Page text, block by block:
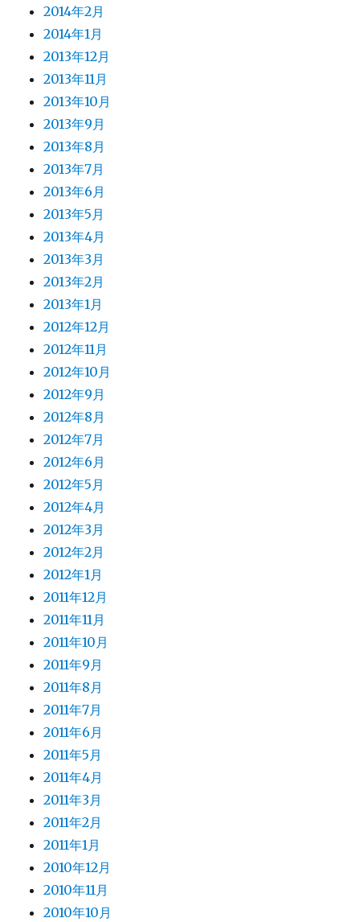
2014年2月
2014年1月
2013年12月
2013年11月
2013年10月
2013年9月
2013年8月
2013年7月
2013年6月
2013年5月
2013年4月
2013年3月
2013年2月
2013年1月
2012年12月
2012年11月
2012年10月
2012年9月
2012年8月
2012年7月
2012年6月
2012年5月
2012年4月
2012年3月
2012年2月
2012年1月
2011年12月
2011年11月
2011年10月
2011年9月
2011年8月
2011年7月
2011年6月
2011年5月
2011年4月
2011年3月
2011年2月
2011年1月
2010年12月
2010年11月
2010年10月